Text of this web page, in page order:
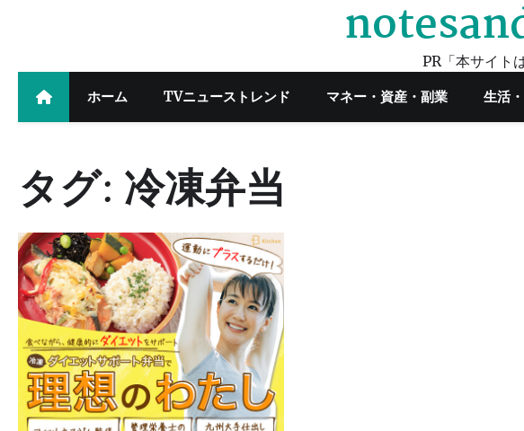
PR「本サイト
ホーム TVニューストレンド マネー・資産・副業 生活
タグ: 冷凍弁当